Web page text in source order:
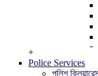
+
Police Services
পুলিশ